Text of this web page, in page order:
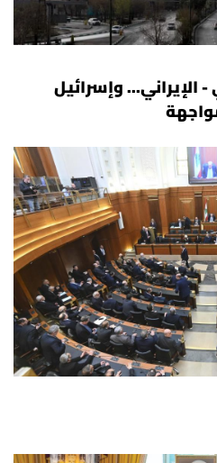
الإيراني... وإسرائيل